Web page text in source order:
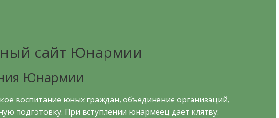
сайт Юнармии
Юнармии
воспитание юных граждан, объединение организаций,
подготовку. При вступлении юнармеец дает клятву: